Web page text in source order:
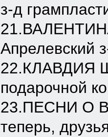
з-д
Апрелевский
22.КЛАВДИЯ
подарочной
23.ПЕСНИ О
теперь,